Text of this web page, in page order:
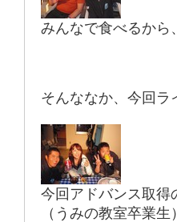
みんなで食べるから
そんななか、今回ラ
今回アドバンス取得
（うみの教室卒業生）